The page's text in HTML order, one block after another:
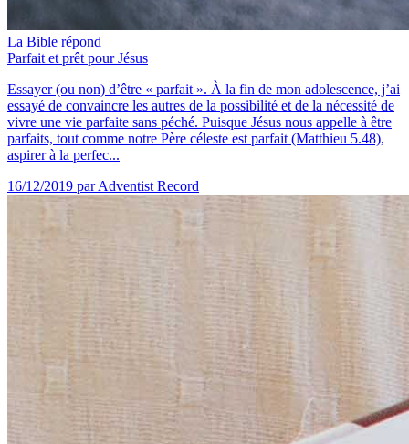
La Bible répond
Parfait et prêt pour Jésus
Essayer (ou non) d’être « parfait ». À la fin de mon adolescence, j’ai
essayé de convaincre les autres de la possibilité et de la nécessité de
vivre une vie parfaite sans péché. Puisque Jésus nous appelle à être
parfaits, tout comme notre Père céleste est parfait (Matthieu 5.48),
aspirer à la perfec...
16/12/2019 par Adventist Record